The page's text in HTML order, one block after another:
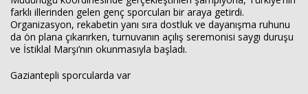
farklı illerinden gelen genç sporcuları bir araya getirdi.
Organizasyon, rekabetin yanı sıra dostluk ve dayanışma ruhunu
da ön plana çıkarırken, turnuvanın açılış seremonisi saygı duruşu
ve İstiklal Marşı’nın okunmasıyla başladı.
Gaziantepli sporcularda var